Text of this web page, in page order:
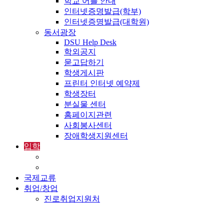
인터넷증명발급(학부)
인터넷증명발급(대학원)
동서광장
DSU Help Desk
학외공지
묻고답하기
학생게시판
프린터 인터넷 예약제
학생장터
분실물 센터
홈페이지관련
사회봉사센터
장애학생지원센터
입학
국제교류
취업/창업
진로취업지원처